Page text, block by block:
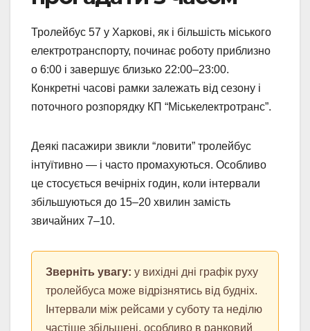
Тролейбус 57 у Харкові, як і більшість міського
електротранспорту, починає роботу приблизно
о 6:00 і завершує близько 22:00–23:00.
Конкретні часові рамки залежать від сезону і
поточного розпорядку КП “Міськелектротранс”.
Деякі пасажири звикли “ловити” тролейбус
інтуїтивно — і часто промахуються. Особливо
це стосується вечірніх годин, коли інтервали
збільшуються до 15–20 хвилин замість
звичайних 7–10.
Зверніть увагу: у вихідні дні графік руху
тролейбуса може відрізнятись від будніх.
Інтервали між рейсами у суботу та неділю
частіше збільшені, особливо в ранковий